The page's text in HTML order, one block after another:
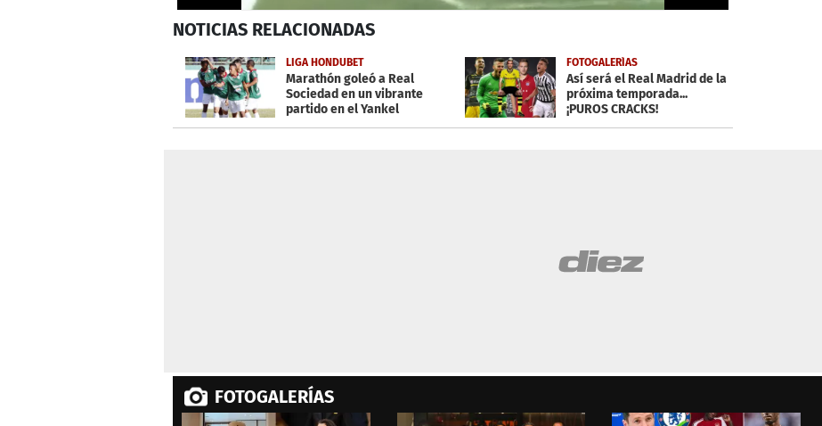
seconds
15
secondsVolume
0%
NOTICIAS RELACIONADAS
LIGA HONDUBET
Marathón goleó a Real
Sociedad en un vibrante
partido en el Yankel
FOTOGALERÍAS
Así será el Real Madrid de la
próxima temporada...
¡PUROS CRACKS!
FOTOGALERÍAS